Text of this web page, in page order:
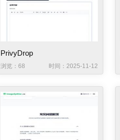
PrivyDrop
浏览：68 时间：2025-11-12